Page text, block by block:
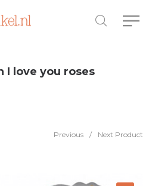
I love you roses
Previous / Next Product